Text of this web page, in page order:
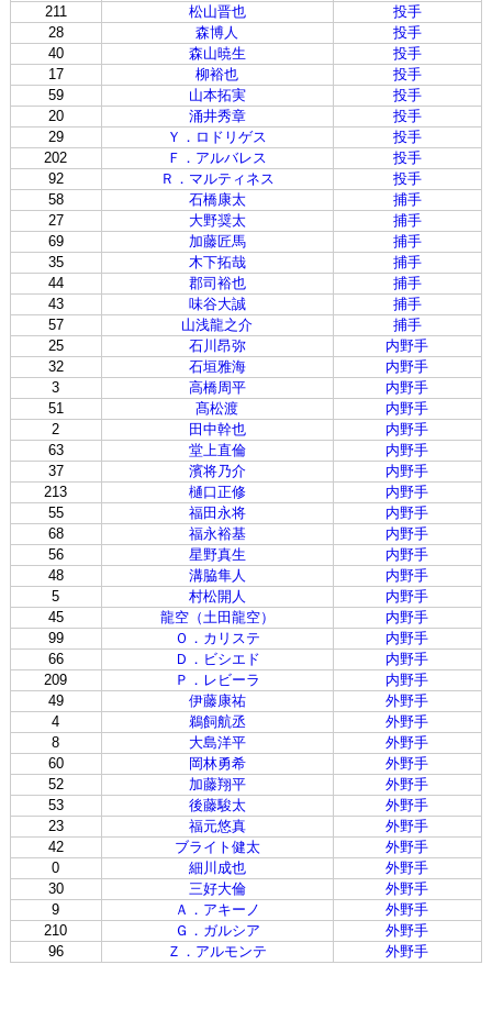
211
松山晋也
投手
28
森博人
投手
40
森山暁生
投手
17
柳裕也
投手
59
山本拓実
投手
20
涌井秀章
投手
29
Ｙ．ロドリゲス
投手
202
Ｆ．アルバレス
投手
92
Ｒ．マルティネス
投手
58
石橋康太
捕手
27
大野奨太
捕手
69
加藤匠馬
捕手
35
木下拓哉
捕手
44
郡司裕也
捕手
43
味谷大誠
捕手
57
山浅龍之介
捕手
25
石川昂弥
内野手
32
石垣雅海
内野手
3
高橋周平
内野手
51
髙松渡
内野手
2
田中幹也
内野手
63
堂上直倫
内野手
37
濱将乃介
内野手
213
樋口正修
内野手
55
福田永将
内野手
68
福永裕基
内野手
56
星野真生
内野手
48
溝脇隼人
内野手
5
村松開人
内野手
45
龍空（土田龍空）
内野手
99
Ｏ．カリステ
内野手
66
Ｄ．ビシエド
内野手
209
Ｐ．レビーラ
内野手
49
伊藤康祐
外野手
4
鵜飼航丞
外野手
8
大島洋平
外野手
60
岡林勇希
外野手
52
加藤翔平
外野手
53
後藤駿太
外野手
23
福元悠真
外野手
42
ブライト健太
外野手
0
細川成也
外野手
30
三好大倫
外野手
9
Ａ．アキーノ
外野手
210
Ｇ．ガルシア
外野手
96
Ｚ．アルモンテ 外野手